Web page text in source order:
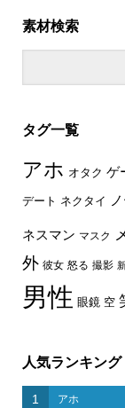
素材検索
タグ一覧
アホ オタク ゲ
デート ネクタイ
ネスマン マスク
外 彼女 怒る 撮影
男性 眼鏡 空
人気ランキング
1 アホ